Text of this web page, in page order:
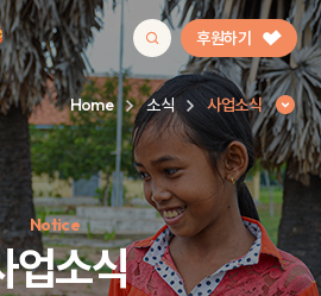
후원하기
스#캠페인#팬덤후원
Home 소식 사업소식
Notice
업소식